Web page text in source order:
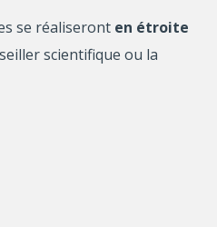
se réaliseront en étroite
scientifique ou la